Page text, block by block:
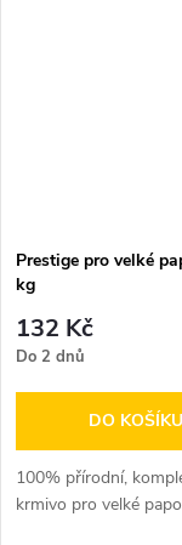
Prestige pro velké
kg
132 Kč
Do 2 dnů
DO KOŠÍKU
100% přírodní,
krmivo pro velké